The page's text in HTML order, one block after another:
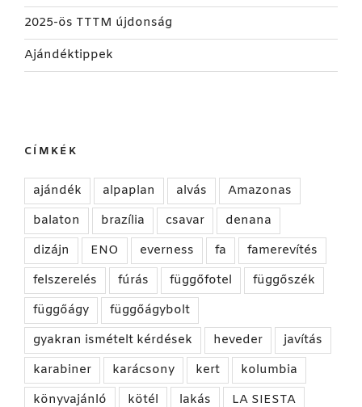
2025-ös TTTM újdonság
Ajándéktippek
CÍMKÉK
ajándék alpaplan alvás
Amazonas
balaton
brazília csavar
denana
dizájn
ENO everness fa
famerevítés
felszerelés
fúrás függőfotel
függőszék
függőágy
függőágybolt
gyakran ismételt kérdések
heveder
javítás
karabiner
karácsony kert
kolumbia
könyvajánló
kötél lakás LA SIESTA